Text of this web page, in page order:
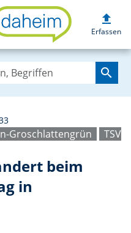
upload
Erfassen
search
Groschlattengrün TSV
beim
in